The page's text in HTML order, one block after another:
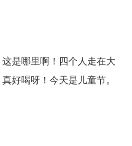
是哪里啊！四个人走在大
好喝呀！今天是儿童节。